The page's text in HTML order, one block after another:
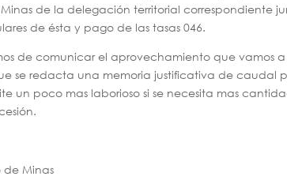
de la delegación territorial correspondiente
de ésta y pago de las tasas 046.
de comunicar el aprovechamiento que vamos
se redacta una memoria justificativa de caudal
un poco mas laborioso si se necesita mas
de Minas